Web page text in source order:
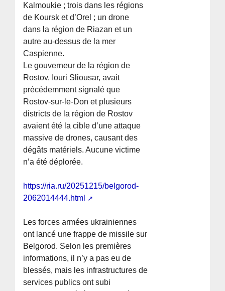
Kalmoukie ; trois dans les régions
de Koursk et d’Orel ; un drone
dans la région de Riazan et un
autre au-dessus de la mer
Caspienne.
Le gouverneur de la région de
Rostov, Iouri Sliousar, avait
précédemment signalé que
Rostov-sur-le-Don et plusieurs
districts de la région de Rostov
avaient été la cible d’une attaque
massive de drones, causant des
dégâts matériels. Aucune victime
n’a été déplorée.
https://ria.ru/20251215/belgorod-
2062014444.html
Les forces armées ukrainiennes
ont lancé une frappe de missile sur
Belgorod. Selon les premières
informations, il n’y a pas eu de
blessés, mais les infrastructures de
services publics ont subi